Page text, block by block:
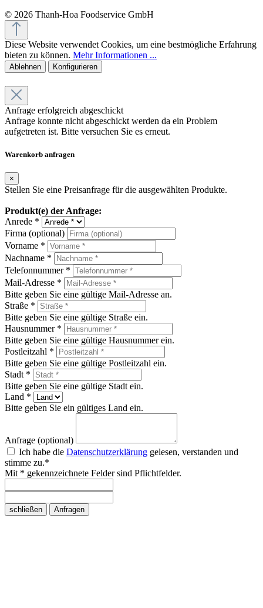
© 2026 Thanh-Hoa Foodservice GmbH
Diese Website verwendet Cookies, um eine bestmögliche Erfahrung
bieten zu können. Mehr Informationen ...
Ablehnen Konfigurieren
Anfrage erfolgreich abgeschickt
Anfrage konnte nicht abgeschickt werden da ein Problem
aufgetreten ist. Bitte versuchen Sie es erneut.
Warenkorb anfragen
×
Stellen Sie eine Preisanfrage für die ausgewählten Produkte.
Produkt(e) der Anfrage:
Anrede *
Firma (optional)
Vorname *
Nachname *
Telefonnummer *
Mail-Adresse *
Bitte geben Sie eine gültige Mail-Adresse an.
Straße *
Bitte geben Sie eine gültige Straße ein.
Hausnummer *
Bitte geben Sie eine gültige Hausnummer ein.
Postleitzahl *
Bitte geben Sie eine gültige Postleitzahl ein.
Stadt *
Bitte geben Sie eine gültige Stadt ein.
Land *
Bitte geben Sie ein gültiges Land ein.
Anfrage (optional)
Ich habe die Datenschutzerklärung gelesen, verstanden und
stimme zu.*
Mit * gekennzeichnete Felder sind Pflichtfelder.
schließen Anfragen